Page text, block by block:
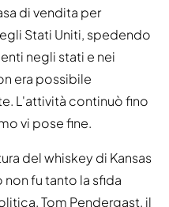
di vendita per
Stati Uniti, spedendo
negli stati e nei
era possibile
L'attività continuò fino
vi pose fine.
del whiskey di Kansas
fu tanto la sfida
Tom Pendergast, il